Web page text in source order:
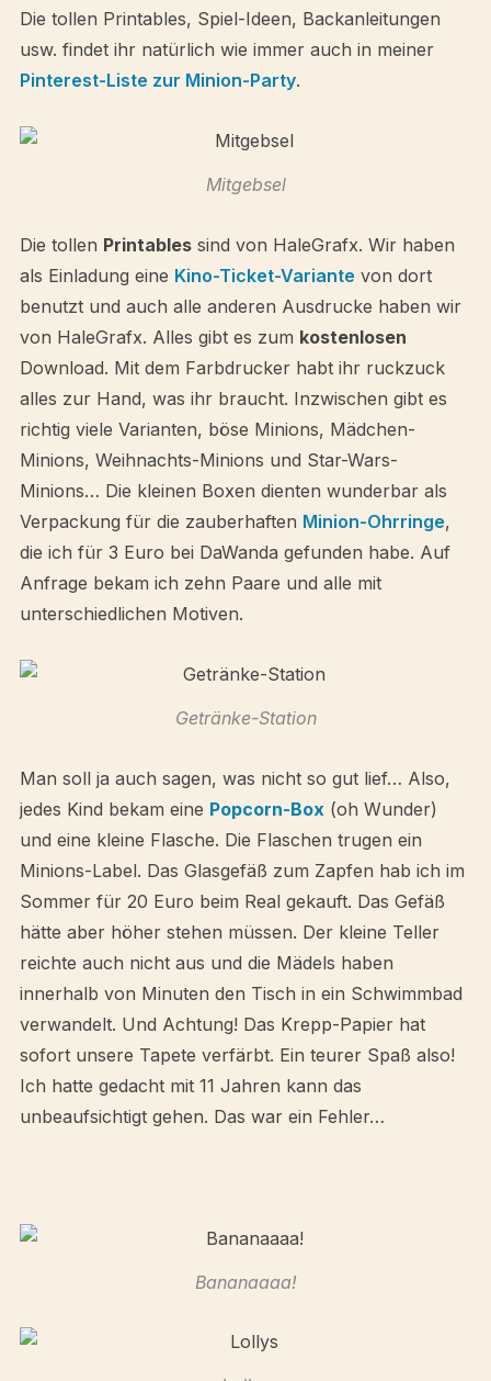
Die tollen Printables, Spiel-Ideen, Backanleitungen
usw. findet ihr natürlich wie immer auch in meiner
Pinterest-Liste zur Minion-Party.
Mitgebsel
Die tollen Printablessind von HaleGrafx. Wir haben
als Einladung eine Kino-Ticket-Variante von dort
benutzt und auch alle anderen Ausdrucke haben wir
von HaleGrafx. Alles gibt es zum kostenlosen
Download. Mit dem Farbdrucker habt ihr ruckzuck
alles zur Hand, was ihr braucht. Inzwischen gibt es
richtig viele Varianten, böse Minions, Mädchen-
Minions, Weihnachts-Minions und Star-Wars-
Minions… Die kleinen Boxen dienten wunderbar als
Verpackung für die zauberhaften Minion-Ohrringe,
die ich für 3 Euro bei DaWanda gefunden habe. Auf
Anfrage bekam ich zehn Paare und alle mit
unterschiedlichen Motiven.
Getränke-Station
Man soll ja auch sagen, was nicht so gut lief… Also,
jedes Kind bekam eine Popcorn-Box(oh Wunder)
und eine kleine Flasche. Die Flaschen trugen ein
Minions-Label. Das Glasgefäß zum Zapfen hab ich im
Sommer für 20 Euro beim Real gekauft. Das Gefäß
hätte aber höher stehen müssen. Der kleine Teller
reichte auch nicht aus und die Mädels haben
innerhalb von Minuten den Tisch in ein Schwimmbad
verwandelt. Und Achtung! Das Krepp-Papier hat
sofort unsere Tapete verfärbt. Ein teurer Spaß also!
Ich hatte gedacht mit 11 Jahren kann das
unbeaufsichtigt gehen. Das war ein Fehler…
Bananaaaa!